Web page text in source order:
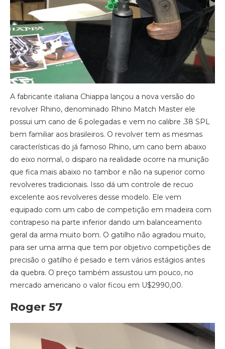
A fabricante italiana Chiappa lançou a nova versão do
revolver Rhino, denominado Rhino Match Master ele
possui um cano de 6 polegadas e vem no calibre .38 SPL
bem familiar aos brasileiros. O revolver tem as mesmas
características do já famoso Rhino, um cano bem abaixo
do eixo normal, o disparo na realidade ocorre na munição
que fica mais abaixo no tambor e não na superior como
revolveres tradicionais. Isso dá um controle de recuo
excelente aos revolveres desse modelo. Ele vem
equipado com um cabo de competição em madeira com
contrapeso na parte inferior dando um balanceamento
geral da arma muito bom. O gatilho não agradou muito,
para ser uma arma que tem por objetivo competições de
precisão o gatilho é pesado e tem vários estágios antes
da quebra. O preço também assustou um pouco, no
mercado americano o valor ficou em U$2990,00.
Roger 57